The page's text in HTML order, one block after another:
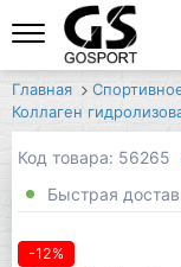
Главная
Коллаген
Код товара: 56265
Быстрая
-12%